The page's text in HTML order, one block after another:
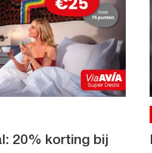
20% korting bij